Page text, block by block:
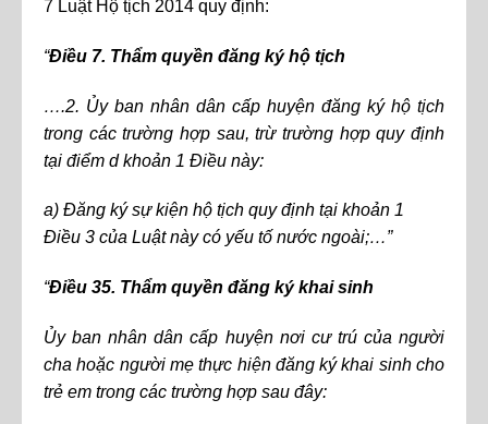
7 Luật Hộ tịch 2014 quy định:
“Điều 7. Thẩm quyền đăng ký hộ tịch
….2. Ủy ban nhân dân cấp huyện đăng ký hộ tịch
trong các trường hợp sau, trừ trường hợp quy định
tại điểm d khoản 1 Điều này:
a) Đăng ký sự kiện hộ tịch quy định tại khoản 1
Điều 3 của Luật này có yếu tố nước ngoài;…”
“Điều 35. Thẩm quyền đăng ký khai sinh
Ủy ban nhân dân cấp huyện nơi cư trú của người
cha hoặc người mẹ thực hiện đăng ký khai sinh cho
trẻ em trong các trường hợp sau đây: